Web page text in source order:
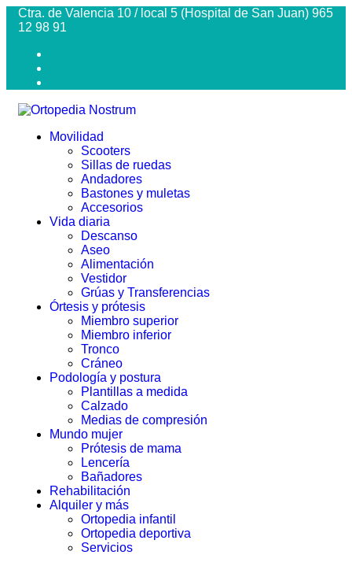
Ctra. de Valencia 10 / local 5 (Hospital de San Juan) 965
12 98 91
Movilidad
Scooters
Sillas de ruedas
Andadores
Bastones y muletas
Accesorios
Vida diaria
Descanso
Aseo
Alimentación
Vestidor
Grúas y Transferencias
Órtesis y prótesis
Miembro superior
Miembro inferior
Tronco
Cráneo
Podología y postura
Plantillas a medida
Calzado
Medias de compresión
Mundo mujer
Prótesis de mama
Lencería
Bañadores
Rehabilitación
Alquiler y más
Ortopedia infantil
Ortopedia deportiva
Servicios